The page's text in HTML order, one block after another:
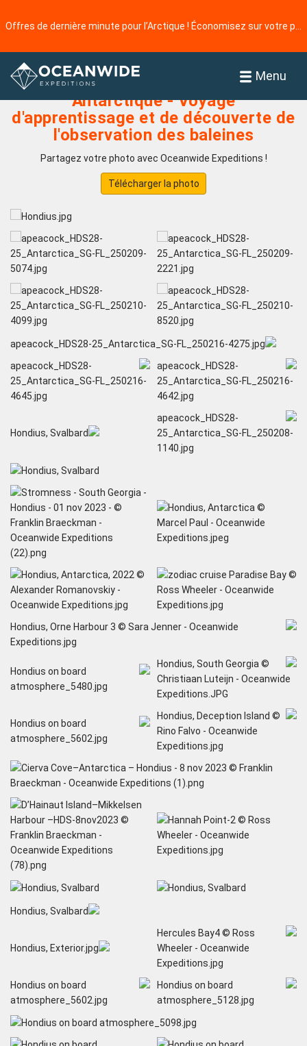
Menu
Accueil
Antarctique - Voyage
d'apprentissage et de découverte de
l'observation des baleines
Partagez votre photo avec Oceanwide Expeditions !
Télécharger la photo